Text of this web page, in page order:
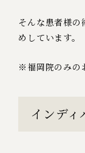
そんな患者様
めしています。
※福岡院のみの
インディ